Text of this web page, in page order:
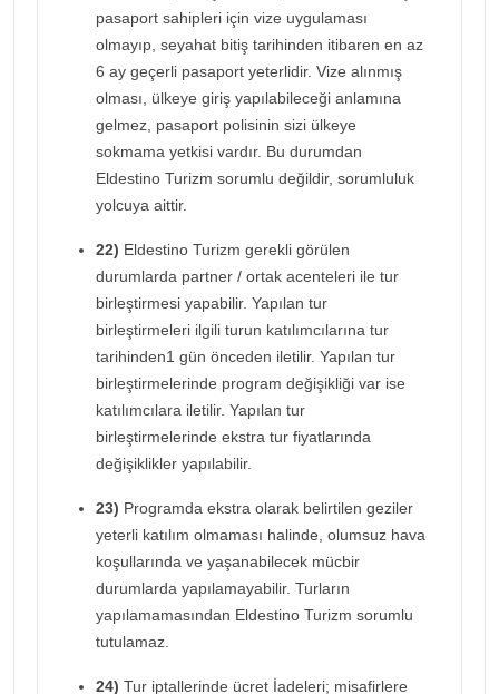
pasaport sahipleri için vize uygulaması
olmayıp, seyahat bitiş tarihinden itibaren en az
6 ay geçerli pasaport yeterlidir. Vize alınmış
olması, ülkeye giriş yapılabileceği anlamına
gelmez, pasaport polisinin sizi ülkeye
sokmama yetkisi vardır. Bu durumdan
Eldestino Turizm sorumlu değildir, sorumluluk
yolcuya aittir.
22) Eldestino Turizm gerekli görülen
durumlarda partner / ortak acenteleri ile tur
birleştirmesi yapabilir. Yapılan tur
birleştirmeleri ilgili turun katılımcılarına tur
tarihinden1 gün önceden iletilir. Yapılan tur
birleştirmelerinde program değişikliği var ise
katılımcılara iletilir. Yapılan tur
birleştirmelerinde ekstra tur fiyatlarında
değişiklikler yapılabilir.
23) Programda ekstra olarak belirtilen geziler
yeterli katılım olmaması halinde, olumsuz hava
koşullarında ve yaşanabilecek mücbir
durumlarda yapılamayabilir. Turların
yapılamamasından Eldestino Turizm sorumlu
tutulamaz.
24) Tur iptallerinde ücret İadeleri; misafirlere